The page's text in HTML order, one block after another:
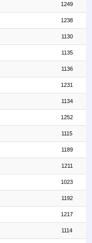
1249
1238
1130
1135
1136
1231
1134
1252
1115
1189
1211
1023
1192
1217
1114